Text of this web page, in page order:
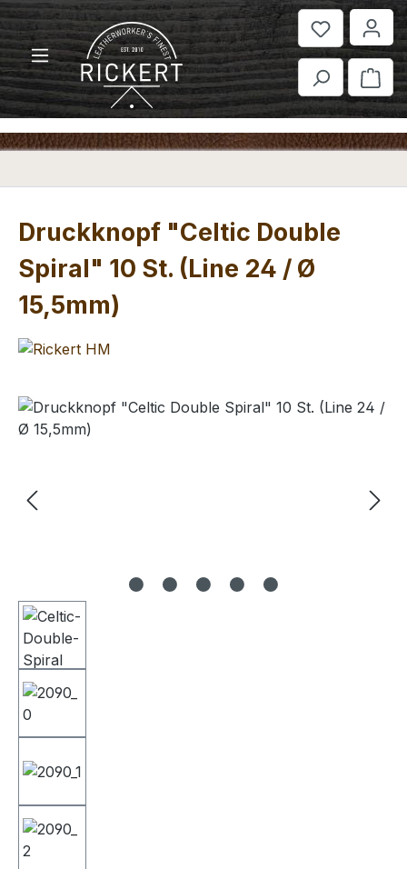
Zum Hauptinhalt springen
Druckknopf "Celtic Double
Spiral" 10 St. (Line 24 / Ø
15,5mm)
Bildergalerie überspringen